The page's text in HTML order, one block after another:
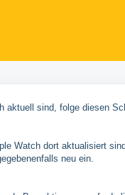
aktuell sind, folge diesen
Watch dort aktualisiert
neu ein.